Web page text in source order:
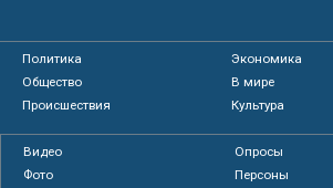
Политика
Экономика
Общество
В мире
Происшествия
Культура
Видео
Опросы
Фото
Персоны